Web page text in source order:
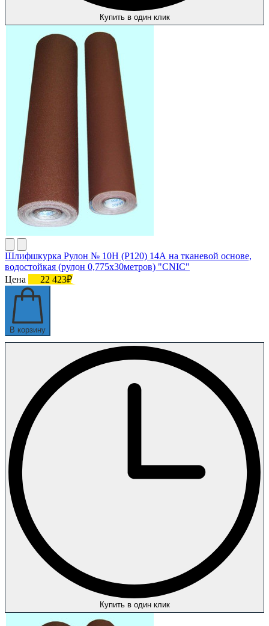
Купить в один клик
Шлифшкурка Рулон № 10Н (P120) 14А на тканевой основе,
водостойкая (рулон 0,775х30метров) "CNIC"
Цена
22 423₽
В корзину
Купить в один клик